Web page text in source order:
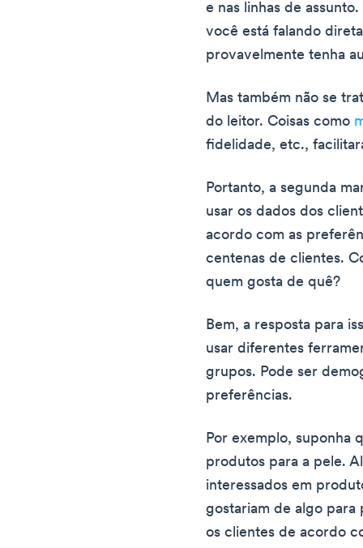
e nas linhas de
você está falando
provavelmente tenha
Mas também não se
do leitor. Coisas como
fidelidade, etc.,
Portanto, a segunda
usar os dados dos
acordo com as
centenas de clientes.
quem gosta de quê?
Bem, a resposta para
usar diferentes
grupos. Pode ser
preferências.
Por exemplo, suponha
produtos para a pele.
interessados em
gostariam de algo para
os clientes de acordo